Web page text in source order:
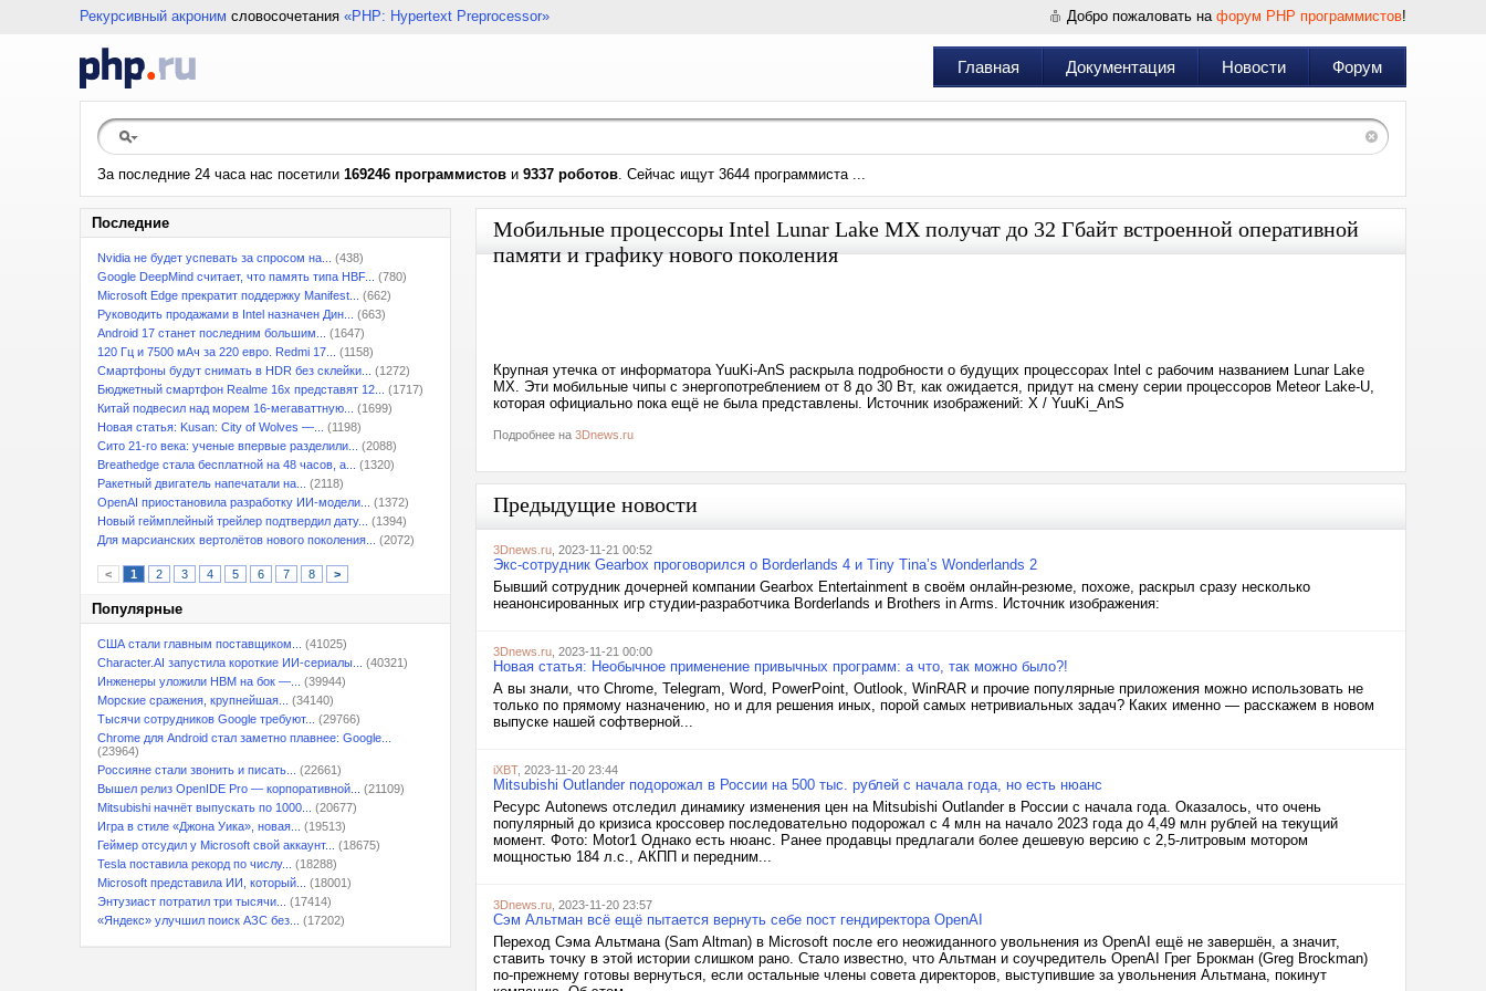
Рекурсивный акроним словосочетания «PHP: Hypertext Preprocessor» Добро пожаловать на форум PHP программистов!
Главная Документация Новости Форум
За последние 24 часа нас посетили 169246 программистов и 9337 роботов. Сейчас ищут 3644 программиста ...
Последние
Nvidia не будет успевать за спросом на...
(438)
Google DeepMind считает, что память типа HBF...
(780)
Microsoft Edge прекратит поддержку Manifest...
(662)
Руководить продажами в Intel назначен Дин...
(663)
Android 17 станет последним большим...
(1647)
120 Гц и 7500 мАч за 220 евро. Redmi 17...
(1158)
Смартфоны будут снимать в HDR без склейки...
(1272)
Бюджетный смартфон Realme 16x представят 12...
(1717)
Китай подвесил над морем 16-мегаваттную...
(1699)
Новая статья: Kusan: City of Wolves —...
(1198)
Сито 21-го века: ученые впервые разделили...
(2088)
Breathedge стала бесплатной на 48 часов, а...
(1320)
Ракетный двигатель напечатали на...
(2118)
OpenAI приостановила разработку ИИ-модели...
(1372)
Новый геймплейный трейлер подтвердил дату...
(1394)
Для марсианских вертолётов нового поколения...
(2072)
< 1 2 3 4 5 6 7 8 >
Популярные
США стали главным поставщиком...
(41025)
Character.AI запустила короткие ИИ-сериалы...
(40321)
Инженеры уложили HBM на бок —...
(39944)
Морские сражения, крупнейшая...
(34140)
Тысячи сотрудников Google требуют...
(29766)
Chrome для Android стал заметно плавнее: Google...
(23964)
Россияне стали звонить и писать...
(22661)
Вышел релиз OpenIDE Pro — корпоративной...
(21109)
Mitsubishi начнёт выпускать по 1000...
(20677)
Игра в стиле «Джона Уика», новая...
(19513)
Геймер отсудил у Microsoft свой аккаунт...
(18675)
Tesla поставила рекорд по числу...
(18288)
Microsoft представила ИИ, который...
(18001)
Энтузиаст потратил три тысячи...
(17414)
«Яндекс» улучшил поиск АЗС без...
(17202)
Мобильные процессоры Intel Lunar Lake MX получат до 32 Гбайт встроенной оперативной
памяти и графику нового поколения
Крупная утечка от информатора YuuKi-AnS раскрыла подробности о будущих процессорах Intel с рабочим названием Lunar Lake
MX. Эти мобильные чипы с энергопотреблением от 8 до 30 Вт, как ожидается, придут на смену серии процессоров Meteor Lake-U,
которая официально пока ещё не была представлены. Источник изображений: X / YuuKi_AnS
Подробнее на 3Dnews.ru
Предыдущие новости
3Dnews.ru , 2023-11-21 00:52
Экс-сотрудник Gearbox проговорился о Borderlands 4 и Tiny Tina’s Wonderlands 2
Бывший сотрудник дочерней компании Gearbox Entertainment в своём онлайн-резюме, похоже, раскрыл сразу несколько
неанонсированных игр студии-разработчика Borderlands и Brothers in Arms. Источник изображения:
3Dnews.ru , 2023-11-21 00:00
Новая статья: Необычное применение привычных программ: а что, так можно было?!
А вы знали, что Chrome, Telegram, Word, PowerPoint, Outlook, WinRAR и прочие популярные приложения можно использовать не
только по прямому назначению, но и для решения иных, порой самых нетривиальных задач? Каких именно — расскажем в новом
выпуске нашей софтверной...
iXBT, 2023-11-20 23:44
Mitsubishi Outlander подорожал в России на 500 тыс. рублей с начала года, но есть нюанс
Ресурс Autonews отследил динамику изменения цен на Mitsubishi Outlander в России с начала года. Оказалось, что очень
популярный до кризиса кроссовер последовательно подорожал с 4 млн на начало 2023 года до 4,49 млн рублей на текущий
момент. Фото: Motor1 Однако есть нюанс. Ранее продавцы предлагали более дешевую версию с 2,5-литровым мотором
мощностью 184 л.с., АКПП и передним...
3Dnews.ru , 2023-11-20 23:57
Сэм Альтман всё ещё пытается вернуть себе пост гендиректора OpenAI
Переход Сэма Альтмана (Sam Altman) в Microsoft после его неожиданного увольнения из OpenAI ещё не завершён, а значит,
ставить точку в этой истории слишком рано. Стало известно, что Альтман и соучредитель OpenAI Грег Брокман (Greg Brockman)
по-прежнему готовы вернуться, если остальные члены совета директоров, выступившие за увольнения Альтмана, покинут